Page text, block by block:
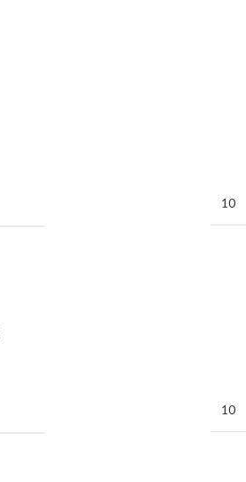
10
10